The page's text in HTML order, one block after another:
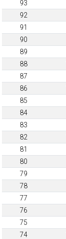
93
92
91
90
89
88
87
86
85
84
83
82
81
80
79
78
77
76
75
74